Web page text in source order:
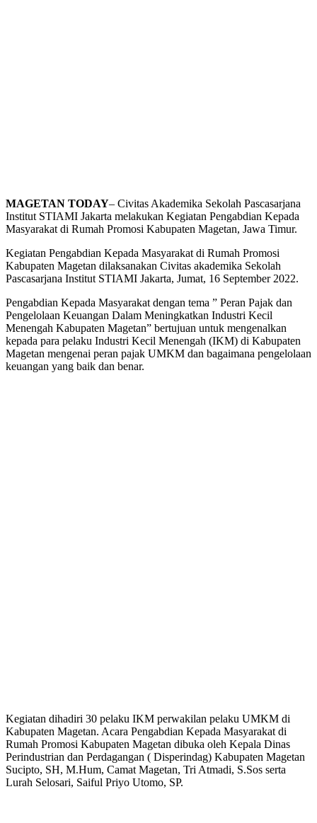
MAGETAN TODAY– Civitas Akademika Sekolah Pascasarjana
Institut STIAMI Jakarta melakukan Kegiatan Pengabdian Kepada
Masyarakat di Rumah Promosi Kabupaten Magetan, Jawa Timur.
Kegiatan Pengabdian Kepada Masyarakat di Rumah Promosi
Kabupaten Magetan dilaksanakan Civitas akademika Sekolah
Pascasarjana Institut STIAMI Jakarta, Jumat, 16 September 2022.
Pengabdian Kepada Masyarakat dengan tema ” Peran Pajak dan
Pengelolaan Keuangan Dalam Meningkatkan Industri Kecil
Menengah Kabupaten Magetan” bertujuan untuk mengenalkan
kepada para pelaku Industri Kecil Menengah (IKM) di Kabupaten
Magetan mengenai peran pajak UMKM dan bagaimana pengelolaan
keuangan yang baik dan benar.
Kegiatan dihadiri 30 pelaku IKM perwakilan pelaku UMKM di
Kabupaten Magetan. Acara Pengabdian Kepada Masyarakat di
Rumah Promosi Kabupaten Magetan dibuka oleh Kepala Dinas
Perindustrian dan Perdagangan ( Disperindag) Kabupaten Magetan
Sucipto, SH, M.Hum, Camat Magetan, Tri Atmadi, S.Sos serta
Lurah Selosari, Saiful Priyo Utomo, SP.